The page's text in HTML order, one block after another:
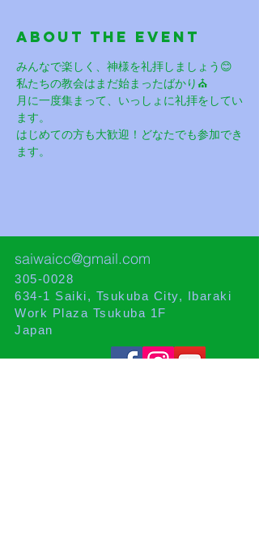
About The Event
みんなで楽しく、神様を礼拝しましょう😊
私たちの教会はまだ始まったばかり⛪️
月に一度集まって、いっしょに礼拝をしてい
ます。
はじめての方も大歓迎！どなたでも参加でき
ます。
saiwaicc@gmail.com
305-0028
634-1 Saiki, Tsukuba City, Ibaraki
Work Plaza Tsukuba 1F
Japan